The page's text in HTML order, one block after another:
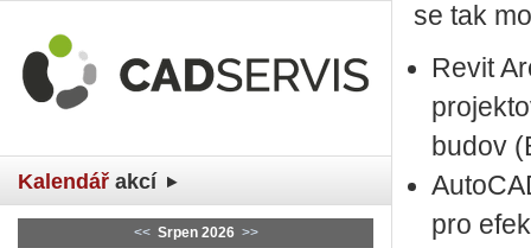
Kalendář akcí
<< Srpen 2026 >>
se tak
Revit
budov
pro